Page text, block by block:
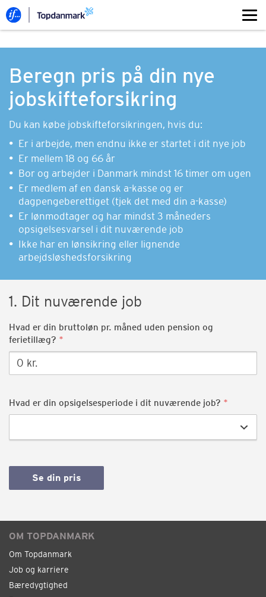
Beregn pris på din nye
jobskifteforsikring
Du kan købe jobskifteforsikringen, hvis du:
Er i arbejde, men endnu ikke er startet i dit nye job
Er mellem 18 og 66 år
Bor og arbejder i Danmark mindst 16 timer om ugen
Er medlem af en dansk a-kasse og er
dagpengeberettiget (tjek det med din a-kasse)
Er lønmodtager og har mindst 3 måneders
opsigelsesvarsel i dit nuværende job
Ikke har en lønsikring eller lignende
arbejdsløshedsforsikring
1. Dit nuværende job
Hvad er din bruttoløn pr. måned uden pension og
ferietillæg?
Hvad er din opsigelsesperiode i dit nuværende job?
Se din pris
OM TOPDANMARK
Om Topdanmark
Job og karriere
Bæredygtighed